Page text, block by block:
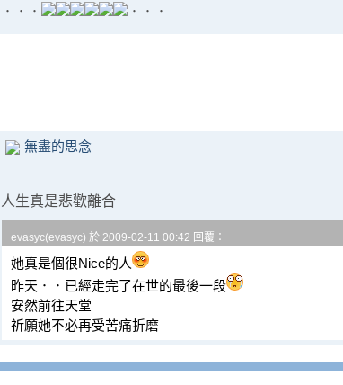
．．． ．．．
無盡的思念
人生真是悲歡離合
evasyc(evasyc) 於 2009-02-11 00:42 回覆：
她真是個很Nice的人
昨天．．已經走完了在世的最後一段
安然前往天堂
祈願她不必再受苦痛折磨